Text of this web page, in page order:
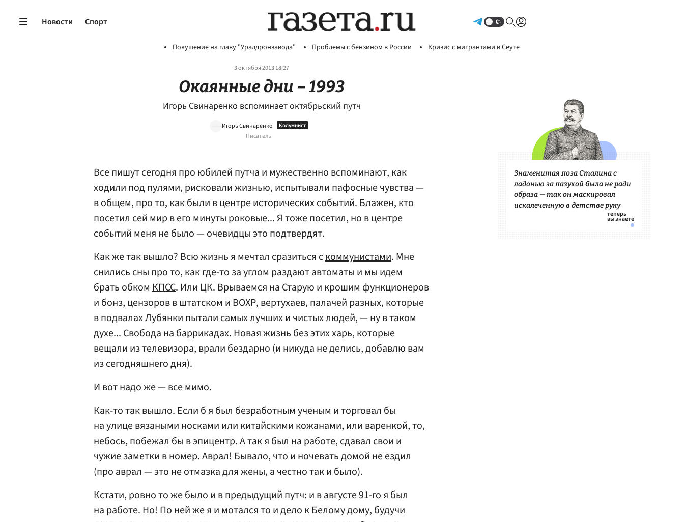
Новости Спорт
Покушение на главу "Уралдронзавода" Проблемы с бензином в России Кризис с мигрантами в Сеуте
3 октября 2013 18:27
Окаянные дни – 1993
Игорь Свинаренко вспоминает октябрьский путч
Игорь Свинаренко
Писатель
Все пишут сегодня про юбилей путча и мужественно вспоминают, как
ходили под пулями, рисковали жизнью, испытывали пафосные чувства —
в общем, про то, как были в центре исторических событий. Блажен, кто
посетил сей мир в его минуты роковые... Я тоже посетил, но в центре
событий меня не было — очевидцы это подтвердят.
Как же так вышло? Всю жизнь я мечтал сразиться скоммунистами. Мне
снились сны про то, как где-то за углом раздают автоматы и мы идем
брать обком КПСС. Или ЦК. Врываемся на Старую и крошим функционеров
и бонз, цензоров в штатском и ВОХР, вертухаев, палачей разных, которые
в подвалах Лубянки пытали самых лучших и чистых людей, — ну в таком
духе... Свобода на баррикадах. Новая жизнь без этих харь, которые
вещали из телевизора, врали бездарно (и никуда не делись, добавлю вам
из сегодняшнего дня).
И вот надо же — все мимо.
Как-то так вышло. Если б я был безработным ученым и торговал бы
на улице вязаными носками или китайскими кожанами, или варенкой, то,
небось, побежал бы в эпицентр. А так я был на работе, сдавал свои и
чужие заметки в номер. Аврал! Бывало, что и ночевать домой не ездил
(про аврал — это не отмазка для жены, а честно так и было).
Кстати, ровно то же было и в предыдущий путч: и в августе 91-го я был
на работе. Но! По ней же я и мотался то и дело к Белому дому, будучи
Знаменитая поза Сталина с
ладонью за пазухой была не ради
образа — так он маскировал
искалеченную в детстве руку